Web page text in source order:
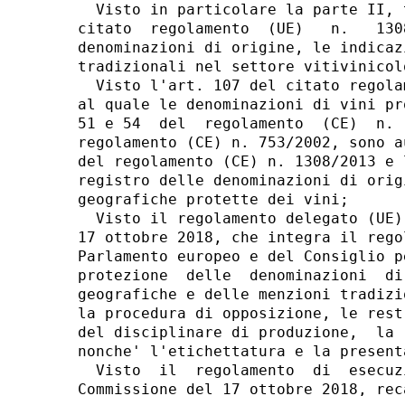
Visto in particolare la parte II,
citato  regolamento  (UE)   n.
denominazioni di origine, le
tradizionali nel settore
Visto l'art. 107 del citato
al quale le denominazioni di
51 e 54  del  regolamento  (CE)
regolamento (CE) n. 753/2002,
del regolamento (CE) n. 1308/
registro delle denominazioni di
geografiche protette dei vini;
Visto il regolamento delegato
17 ottobre 2018, che integra il
Parlamento europeo e del Consiglio
protezione  delle  denominazioni
geografiche e delle menzioni
la procedura di opposizione, le
del disciplinare di produzione,  la
nonche' l'etichettatura e la
Visto  il  regolamento  di
Commissione del 17 ottobre 2018,